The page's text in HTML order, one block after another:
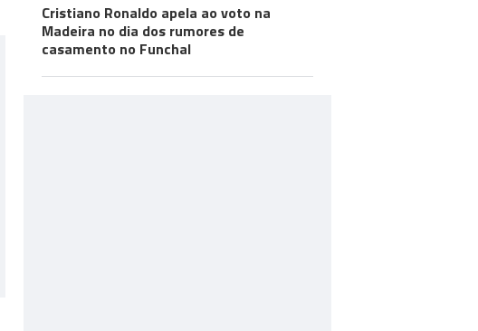
Cristiano Ronaldo apela ao voto na
Madeira no dia dos rumores de
casamento no Funchal